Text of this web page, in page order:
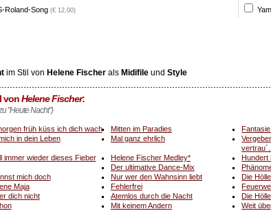
Roland-Song (€ 12,00)
im Stil von Helene Fischerals Midifileund Style
vonHelene Fischer:
"Heute Nacht")
früh küss ich dich wach Mitten im Paradies
in dein Leben
Mal ganz ehrlich
vertrau´...
immer wieder dieses Fieber
Helene Fischer Medley*
Hundert
Der ultimative Dance-Mix
mich doch
Nur wer den Wahnsinn liebt
Die
Maja
Fehlerfrei
dich nicht
Atemlos durch die Nacht
Die
Mit keinem Andern Weit